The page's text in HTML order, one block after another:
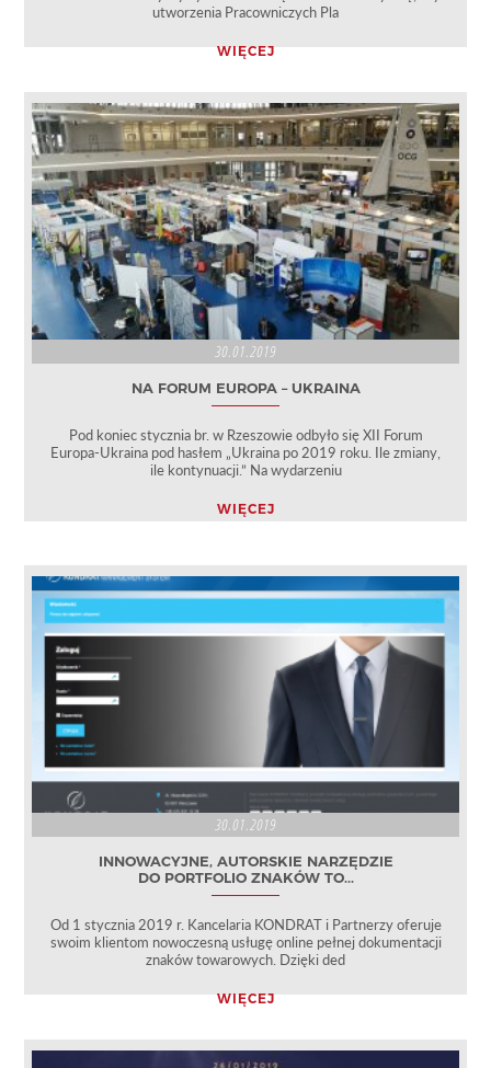
utworzenia Pracowniczych Pla
WIĘCEJ
30.01.2019
NA FORUM EUROPA – UKRAINA
Pod koniec stycznia br. w Rzeszowie odbyło się XII Forum
Europa-Ukraina pod hasłem „Ukraina po 2019 roku. Ile zmiany,
ile kontynuacji.” Na wydarzeniu
WIĘCEJ
30.01.2019
INNOWACYJNE, AUTORSKIE NARZĘDZIE
DO PORTFOLIO ZNAKÓW TO...
Od 1 stycznia 2019 r. Kancelaria KONDRAT i Partnerzy oferuje
swoim klientom nowoczesną usługę online pełnej dokumentacji
znaków towarowych. Dzięki ded
WIĘCEJ